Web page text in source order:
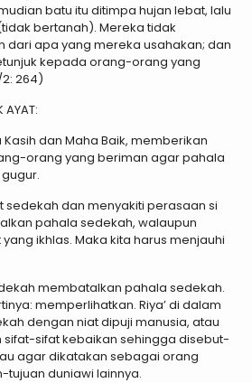
batu itu ditimpa hujan lebat, lalu
bertanah). Mereka tidak
dari apa yang mereka usahakan; dan
kepada orang-orang yang
264)
AYAT:
Kasih dan Maha Baik, memberikan
orang yang beriman agar pahala
sedekah dan menyakiti perasaan si
pahala sedekah, walaupun
ikhlas. Maka kita harus menjauhi
membatalkan pahala sedekah.
memperlihatkan. Riya’ di dalam
dengan niat dipuji manusia, atau
sifat kebaikan sehingga disebut-
agar dikatakan sebagai orang
duniawi lainnya.